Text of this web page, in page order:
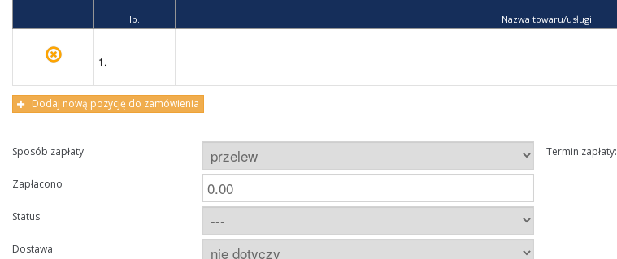
lp. Nazwa towaru/usługi
1.
Dodaj nową pozycję do zamówienia
Sposób zapłaty
Zapłacono
Status
Dostawa
Termin zapłaty: